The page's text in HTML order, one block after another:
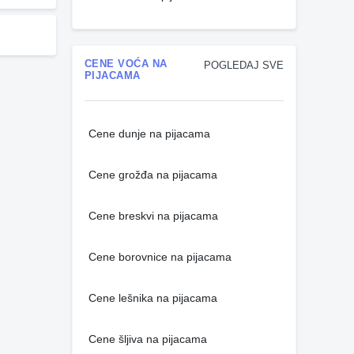
POGLEDAJ SVE
CENE VOĆA NA
PIJACAMA
Cene dunje na pijacama
Cene grožđa na pijacama
Cene breskvi na pijacama
Cene borovnice na pijacama
Cene lešnika na pijacama
Cene šljiva na pijacama